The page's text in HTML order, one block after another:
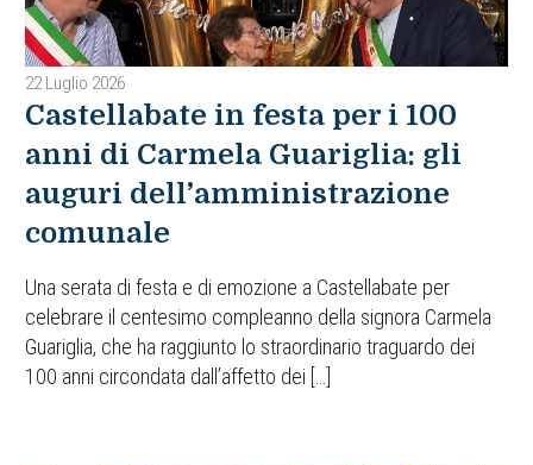
22 Luglio 2026
Castellabate in festa per i 100
anni di Carmela Guariglia: gli
auguri dell’amministrazione
comunale
Una serata di festa e di emozione a Castellabate per
celebrare il centesimo compleanno della signora Carmela
Guariglia, che ha raggiunto lo straordinario traguardo dei
100 anni circondata dall’affetto dei […]